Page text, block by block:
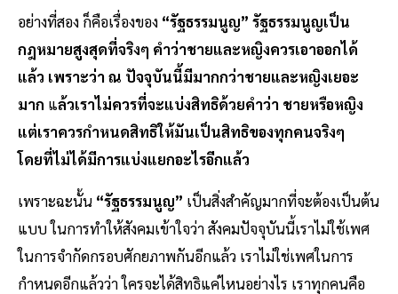
อย่างที่สอง ก็คือเรื่องของ “รัฐธรรมนูญ” รัฐธรรมนูญเป็น
กฎหมายสูงสุดที่จริงๆ คำว่าชายและหญิงควรเอาออกได้
แล้ว เพราะว่า ณ ปัจจุบันนี้มีมากกว่าชายและหญิงเยอะ
มาก แล้วเราไม่ควรที่จะแบ่งสิทธิด้วยคำว่า ชายหรือหญิง
แต่เราควรกำหนดสิทธิให้มันเป็นสิทธิของทุกคนจริงๆ
โดยที่ไม่ได้มีการแบ่งแยกอะไรอีกแล้ว
เพราะฉะนั้น “รัฐธรรมนูญ” เป็นสิ่งสำคัญมากที่จะต้องเป็นต้น
แบบ ในการทำให้สังคมเข้าใจว่า สังคมปัจจุบันนี้เราไม่ใช้เพศ
ในการจำกัดกรอบศักยภาพกันอีกแล้ว เราไม่ใช่เพศในการ
กำหนดอีกแล้วว่า ใครจะได้สิทธิแค่ไหนอย่างไร เราทุกคนคือ